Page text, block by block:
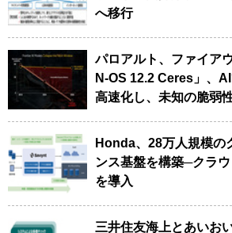
へ移行
パロアルト、ファイア
N-OS 12.2 Ceres」、
高速化し、未知の脆弱
Honda、28万人規模の
ンス基盤を構築─クラ
を導入
三井住友海上とあいお